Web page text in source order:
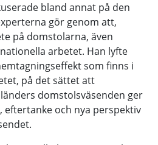
bland annat på den
gör genom att,
på domstolarna, även
arbetet. Han lyfte
som finns i
på det sättet att
domstolsväsenden ger
och nya perspektiv